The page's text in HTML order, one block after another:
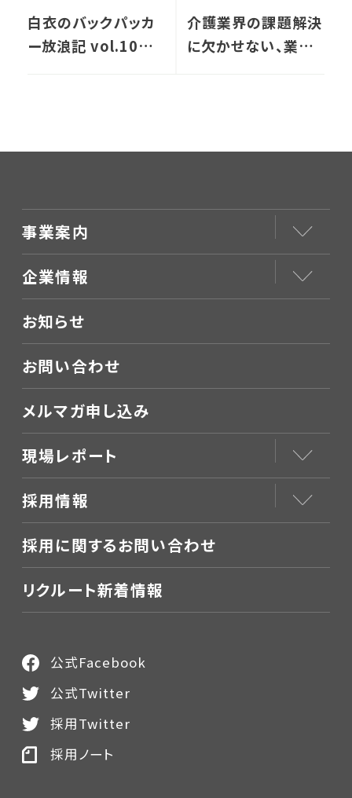
白衣のバックパッカ
ー放浪記 vol.10／
介護業界の課題解決
に欠かせない、業務
事業案内
企業情報
お知らせ
お問い合わせ
メルマガ申し込み
現場レポート
採用情報
採用に関するお問い合わせ
リクルート新着情報
公式Facebook
公式Twitter
採用Twitter
採用ノート